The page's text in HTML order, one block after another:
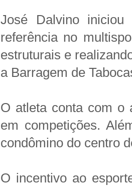
José Dalvino
referência no
estruturais e
a Barragem de
O atleta conta com o
em competições.
condômino do centro
O incentivo ao